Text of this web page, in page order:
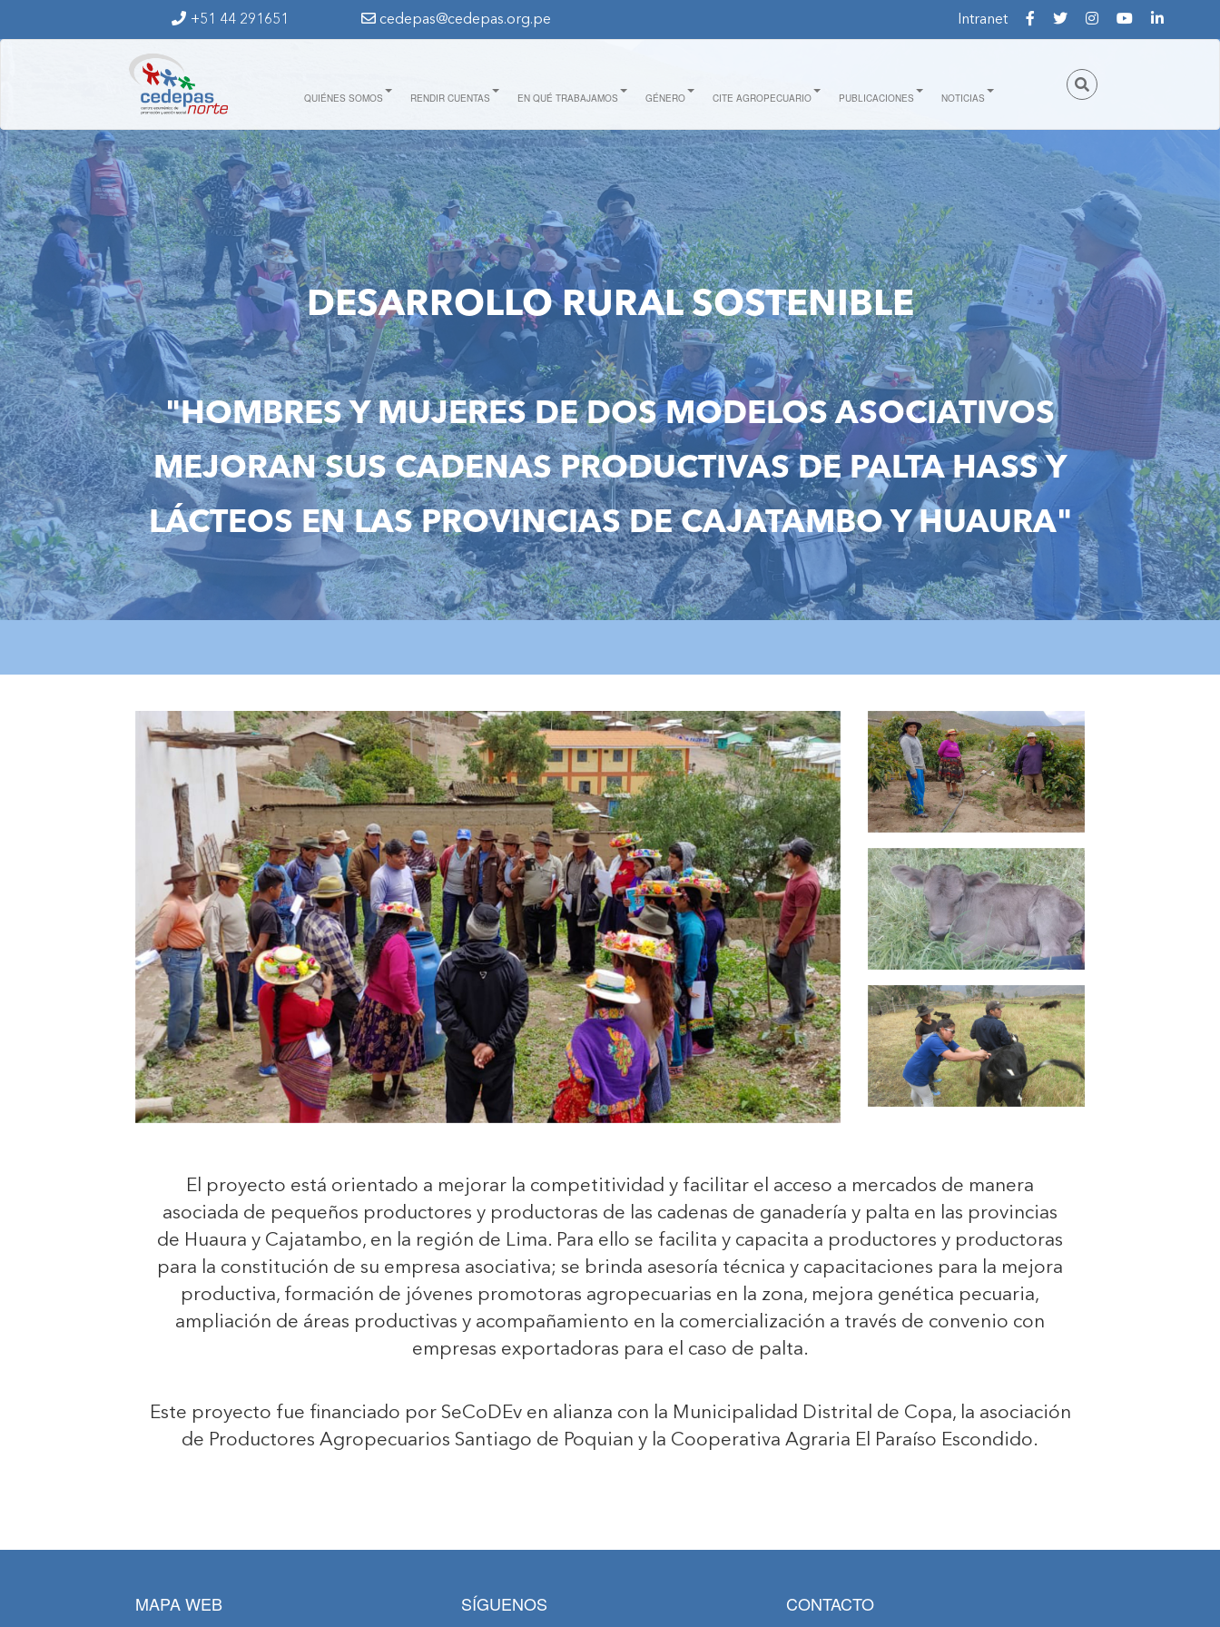
+51 44 291651 cedepas@cedepas.org.pe Intranet
QUIÉNES SOMOS RENDIR CUENTAS EN QUÉ TRABAJAMOS GÉNERO CITE AGROPECUARIO PUBLICACIONES NOTICIAS
hombres_y_mujeres_de_dos_modelos_de_negocio_1.jpg
DESARROLLO RURAL SOSTENIBLE
"HOMBRES Y MUJERES DE DOS MODELOS ASOCIATIVOS
MEJORAN SUS CADENAS PRODUCTIVAS DE PALTA HASS Y
LÁCTEOS EN LAS PROVINCIAS DE CAJATAMBO Y HUAURA"
hombres_y_mujeres_de_dos_modelos_de_negocio_2.jpg
El proyecto está orientado a mejorar la competitividad y facilitar el acceso a mercados de manera
asociada de pequeños productores y productoras de las cadenas de ganadería y palta en las provincias
de Huaura y Cajatambo, en la región de Lima. Para ello se facilita y capacita a productores y productoras
para la constitución de su empresa asociativa; se brinda asesoría técnica y capacitaciones para la mejora
productiva, formación de jóvenes promotoras agropecuarias en la zona, mejora genética pecuaria,
ampliación de áreas productivas y acompañamiento en la comercialización a través de convenio con
empresas exportadoras para el caso de palta.
Este proyecto fue financiado por SeCoDEv en alianza con la Municipalidad Distrital de Copa, la asociación
de Productores Agropecuarios Santiago de Poquian y la Cooperativa Agraria El Paraíso Escondido.
MAPA WEB SÍGUENOS CONTACTO